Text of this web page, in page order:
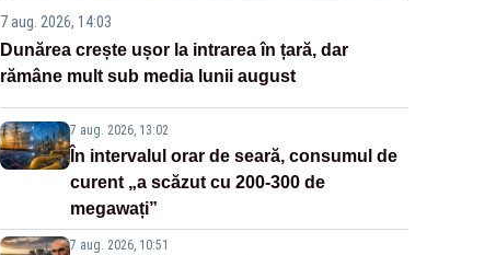
7 aug. 2026, 14:03
Dunărea crește ușor la intrarea în țară, dar
rămâne mult sub media lunii august
7 aug. 2026, 13:02
În intervalul orar de seară, consumul de
curent „a scăzut cu 200-300 de
megawați”
7 aug. 2026, 10:51